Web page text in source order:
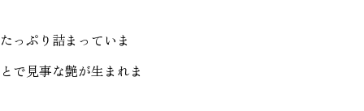
っぷり詰まっていま
で見事な艶が生まれま